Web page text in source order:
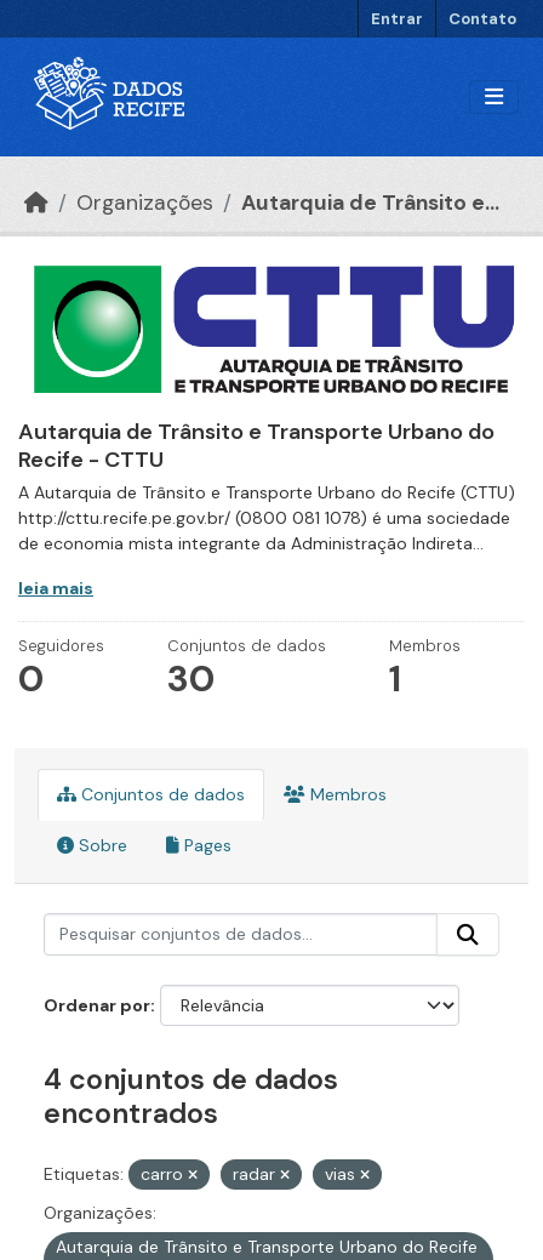
Entrar Contato
Organizações Autarquia de Trânsito e...
Autarquia de Trânsito e Transporte Urbano do
Recife - CTTU
A Autarquia de Trânsito e Transporte Urbano do Recife (CTTU)
http://cttu.recife.pe.gov.br/ (0800 081 1078) é uma sociedade
de economia mista integrante da Administração Indireta...
leia mais
Seguidores
0
Conjuntos de dados
30
Membros
1
Conjuntos de dados Membros
Sobre Pages
Ordenar por
4 conjuntos de dados
encontrados
Etiquetas: carro radar
vias
Organizações:
Autarquia de Trânsito e Transporte Urbano do Recife